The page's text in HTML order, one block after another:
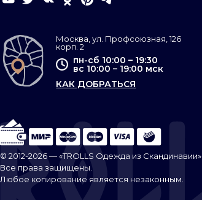
Москва, ул. Профсоюзная, 126
корп. 2
пн-сб 10:00 – 19:30
вс 10:00 – 19:00 мск
КАК ДОБРАТЬСЯ
© 2012-2026 — «TROLLS Одежда из Скандинавии».
Все права защищены.
Любое копирование является незаконным.